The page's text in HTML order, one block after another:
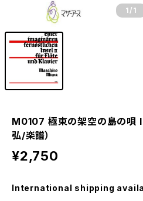
1 /1
M0107 極東の架空の島の唄 II
弘/楽譜）
¥2,750
International shipping